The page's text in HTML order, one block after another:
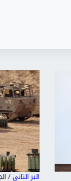
/الجمعة، 7 أغسطس 2026 10:14 م